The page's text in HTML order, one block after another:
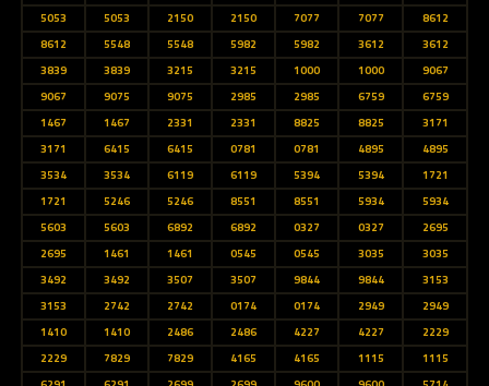
5053
5053 2150 2150 7077 7077
8612
8612
5548 5548 5982 5982 3612
3612
3839
3839 3215 3215 1000 1000
9067
9067
9075 9075 2985 2985 6759
6759
1467
1467 2331 2331 8825 8825
3171
3171
6415 6415 0781 0781 4895
4895
3534
3534 6119 6119 5394 5394
1721
1721
5246 5246 8551 8551 5934
5934
5603
5603 6892 6892 0327 0327
2695
2695
1461 1461 0545 0545 3035
3035
3492
3492 3507 3507 9844 9844
3153
3153
2742 2742 0174 0174 2949
2949
1410
1410 2486 2486 4227 4227
2229
2229
7829 7829 4165 4165 1115
1115